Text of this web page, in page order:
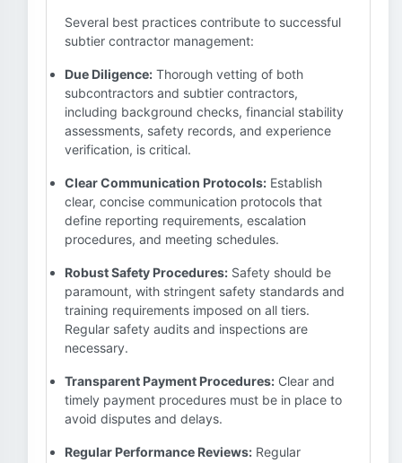
Several best practices contribute to successful
subtier contractor management:
Due Diligence: Thorough vetting of both
subcontractors and subtier contractors,
including background checks, financial stability
assessments, safety records, and experience
verification, is critical.
Clear Communication Protocols: Establish
clear, concise communication protocols that
define reporting requirements, escalation
procedures, and meeting schedules.
Robust Safety Procedures: Safety should be
paramount, with stringent safety standards and
training requirements imposed on all tiers.
Regular safety audits and inspections are
necessary.
Transparent Payment Procedures: Clear and
timely payment procedures must be in place to
avoid disputes and delays.
Regular Performance Reviews: Regular